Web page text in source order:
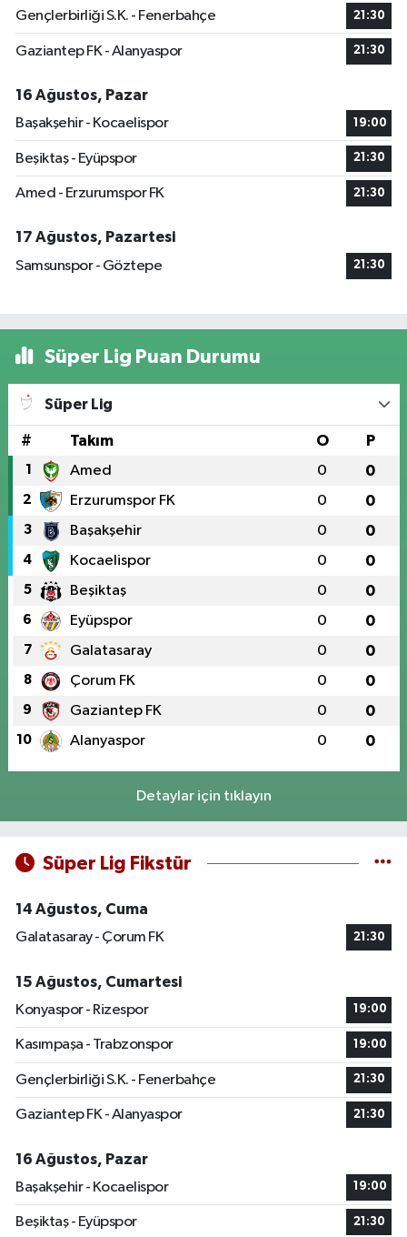
Gençlerbirliği S.K. - Fenerbahçe 21:30
Gaziantep FK - Alanyaspor 21:30
16 Ağustos, Pazar
Başakşehir - Kocaelispor
19:00
Beşiktaş - Eyüpspor 21:30
Amed - Erzurumspor FK 21:30
17 Ağustos, Pazartesi
Samsunspor - Göztepe
21:30
Süper Lig Puan Durumu
Süper Lig
# Takım O P
1 Amed 0 0
2 Erzurumspor FK 0 0
3 Başakşehir 0 0
4 Kocaelispor 0 0
5 Beşiktaş 0 0
6 Eyüpspor 0 0
7 Galatasaray 0 0
8 Çorum FK 0 0
9 Gaziantep FK 0 0
10 Alanyaspor 0 0
Detaylar için tıklayın
Süper Lig Fikstür
14 Ağustos, Cuma
Galatasaray - Çorum FK
21:30
15 Ağustos, Cumartesi
Konyaspor - Rizespor
19:00
Kasımpaşa - Trabzonspor 19:00
Gençlerbirliği S.K. - Fenerbahçe 21:30
Gaziantep FK - Alanyaspor 21:30
16 Ağustos, Pazar
Başakşehir - Kocaelispor
19:00
Beşiktaş - Eyüpspor 21:30